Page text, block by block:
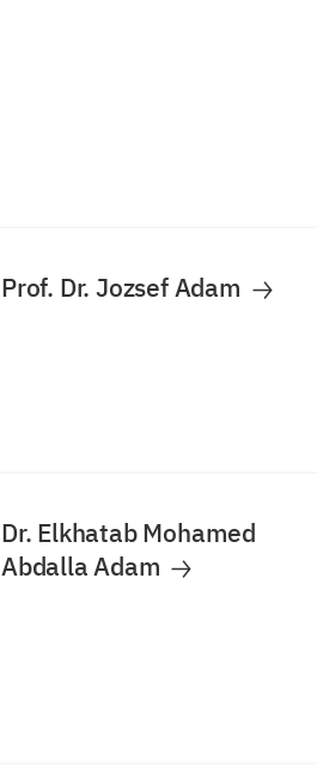
Prof. Dr. Jozsef Adam
Dr. Elkhatab Mohamed
Abdalla Adam